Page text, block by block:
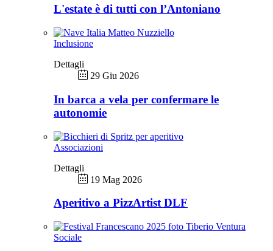
L'estate è di tutti con l’Antoniano
Inclusione
Dettagli
29 Giu 2026
In barca a vela per confermare le
autonomie
Associazioni
Dettagli
19 Mag 2026
Aperitivo a PizzArtist DLF
Sociale